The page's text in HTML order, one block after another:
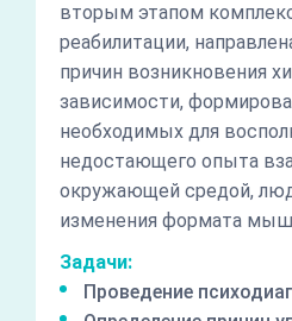
вторым этапом
реабилитации,
причин возникновения
зависимости,
необходимых для
недостающего опыта
окружающей средой,
изменения формата
Задачи:
Проведение